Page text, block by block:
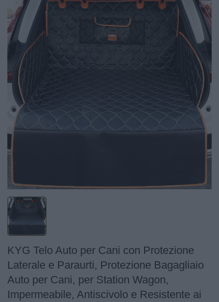
KYG Telo Auto per Cani con Protezione
Laterale e Paraurti, Protezione Bagagliaio
Auto per Cani, per Station Wagon,
Impermeabile, Antiscivolo e Resistente ai